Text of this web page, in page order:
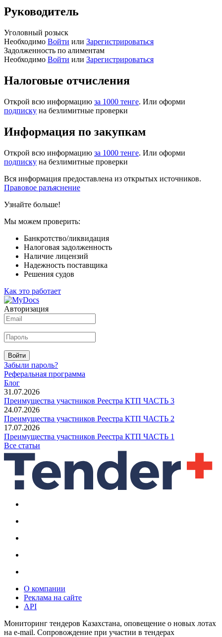
Руководитель
Уголовный розыск
Необходимо Войти или Зарегистрироваться
Задолженность по алиментам
Необходимо Войти или Зарегистрироваться
Налоговые отчисления
Открой всю информацию за 1000 тенге. Или оформи
подписку на безлимитные проверки
Информация по закупкам
Открой всю информацию за 1000 тенге. Или оформи
подписку на безлимитные проверки
Вся информация предоставлена из открытых источников.
Правовое разъяснение
Узнайте больше!
Мы можем проверить:
Банкротство/ликвидация
Налоговая задолженность
Наличие лицензий
Надежность поставщика
Решения судов
Как это работает
Авторизация
Войти
Забыли пароль?
Реферальная программа
Блог
31.07.2026
Преимущества участников Реестра КТП ЧАСТЬ 3
24.07.2026
Преимущества участников Реестра КТП ЧАСТЬ 2
17.07.2026
Преимущества участников Реестра КТП ЧАСТЬ 1
Все статьи
О компании
Реклама на сайте
API
Мониторинг тендеров Казахстана, оповещение о новых лотах
на e-mail. Сопровождение при участии в тендерах